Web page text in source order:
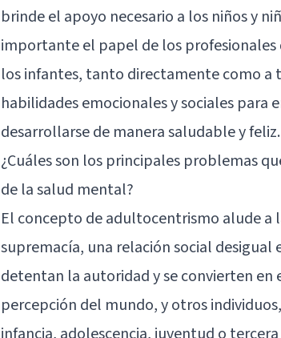
brinde el apoyo necesario a los niños y
importante el papel de los
los infantes, tanto directamente como a
habilidades emocionales y sociales para
desarrollarse de manera saludable y feliz.
¿Cuáles son los principales problemas
de la salud mental?
El concepto de adultocentrismo alude a
supremacía, una relación social
detentan la autoridad y se convierten en
percepción del mundo, y otros